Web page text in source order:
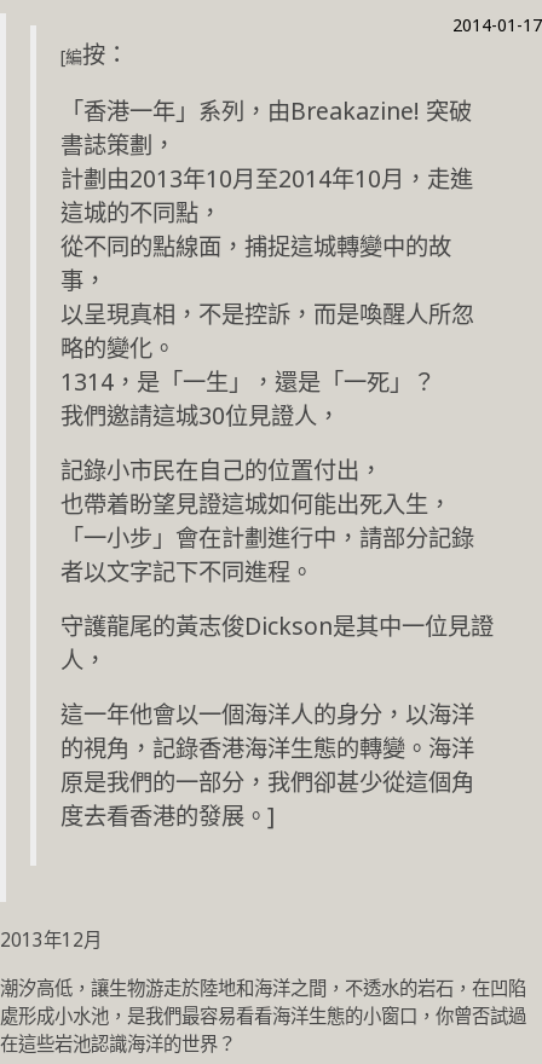
2014-01-17
[編按：
「香港一年」系列，由Breakazine! 突破
書誌策劃，
計劃由2013年10月至2014年10月，走進
這城的不同點，
從不同的點線面，捕捉這城轉變中的故
事，
以呈現真相，不是控訴，而是喚醒人所忽
略的變化。
1314，是「一生」，還是「一死」？
我們邀請這城30位見證人，
記錄小市民在自己的位置付出，
也帶着盼望見證這城如何能出死入生，
「一小步」會在計劃進行中，請部分記錄
者以文字記下不同進程。
守護龍尾的黃志俊Dickson是其中一位見證
人，
這一年他會以一個海洋人的身分，以海洋
的視角，記錄香港海洋生態的轉變。海洋
原是我們的一部分，我們卻甚少從這個角
度去看香港的發展。]
2013年12月
潮汐高低，讓生物游走於陸地和海洋之間，不透水的岩石， 在凹陷
處形成小水池，是我們最容易看看海洋生態的小窗口， 你曾否試過
在這些岩池認識海洋的世界？